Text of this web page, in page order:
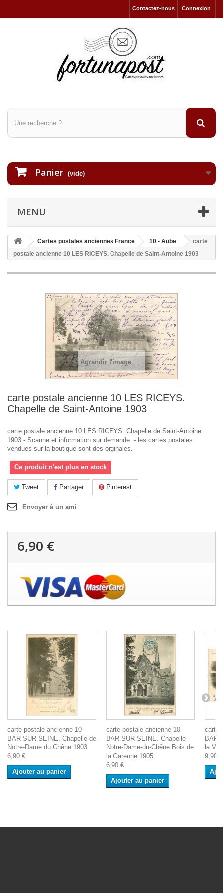
Connexion
Contactez-nous
Panier (vide)
MENU
Cartes postales anciennes France 10 - Aube
carte
postale ancienne 10 LES RICEYS. Chapelle de Saint-Antoine 1903
Agrandir l'image
carte postale ancienne 10 LES RICEYS.
Chapelle de Saint-Antoine 1903
carte postale ancienne 10 LES RICEYS. Chapelle de Saint-Antoine
1903 - Scanne et information sur demande. - les cartes postales
vendues sur la boutique sont des orginales.
Ce produit n'est plus en stock
Tweet Partager Pinterest
Envoyer à un ami
6,90 €
carte postale ancienne 10
BAR-SUR-SEINE. Chapelle de
Notre-Dame du Chêne 1903
6,90 €
Ajouter au panier
carte postale ancienne 10
BAR-SUR-SEINE. Chapelle
Notre-Dame-du-Chêne Bois de
la Garenne 1905
6,90 €
Ajouter au panier
carte
BAR-
la
9,90 €